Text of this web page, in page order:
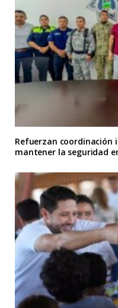
Refuerzan
mantener la seguridad